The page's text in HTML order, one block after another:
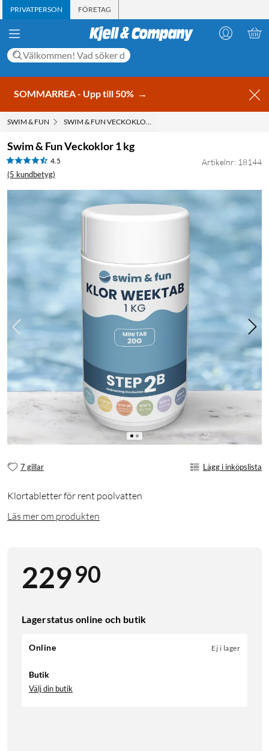
PRIVATPERSON FÖRETAG
SOMMARREA - Upp till 50% →
SWIM & FUN SWIM & FUN VECKOKLOR 1 KG
Swim & Fun Veckoklor 1 kg
4.5
(5 kundbetyg)
Artikelnr: 18144
7 gillar Lägg i inköpslista
Klortabletter för rent poolvatten
Läs mer om produkten
22990
Lagerstatus online och butik
Online Ej i lager
Butik
Välj din butik